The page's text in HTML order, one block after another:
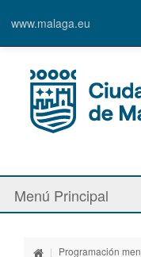
www.malaga.eu
Menú Principal
| Programación